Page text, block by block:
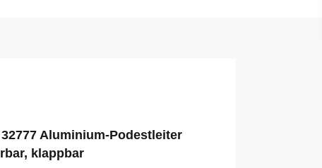
32777 Aluminium-Podestleiter
klappbar